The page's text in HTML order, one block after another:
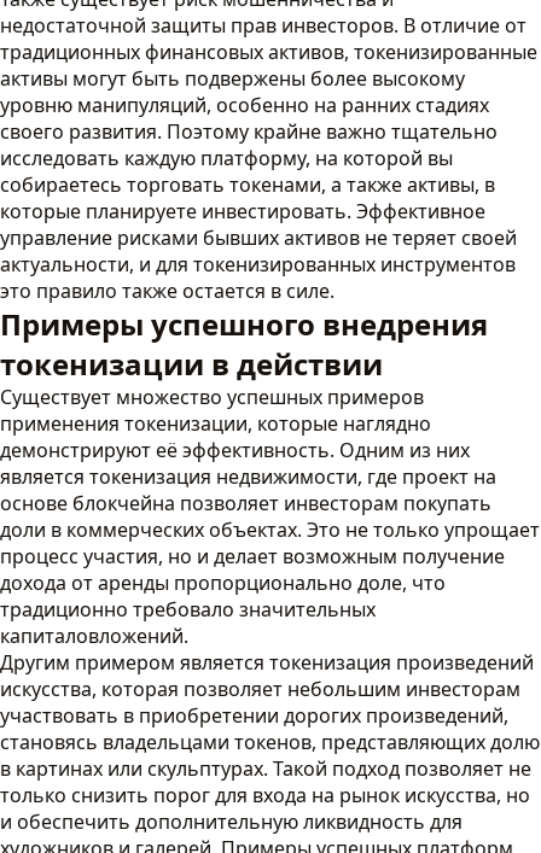
недостаточной защиты прав инвесторов. В отличие от
традиционных финансовых активов, токенизированные
активы могут быть подвержены более высокому
уровню манипуляций, особенно на ранних стадиях
своего развития. Поэтому крайне важно тщательно
исследовать каждую платформу, на которой вы
собираетесь торговать токенами, а также активы, в
которые планируете инвестировать. Эффективное
управление рисками бывших активов не теряет своей
актуальности, и для токенизированных инструментов
это правило также остается в силе.
Примеры успешного внедрения
токенизации в действии
Существует множество успешных примеров
применения токенизации, которые наглядно
демонстрируют её эффективность. Одним из них
является токенизация недвижимости, где проект на
основе блокчейна позволяет инвесторам покупать
доли в коммерческих объектах. Это не только упрощает
процесс участия, но и делает возможным получение
дохода от аренды пропорционально доле, что
традиционно требовало значительных
капиталовложений.
Другим примером является токенизация произведений
искусства, которая позволяет небольшим инвесторам
участвовать в приобретении дорогих произведений,
становясь владельцами токенов, представляющих долю
в картинах или скульптурах. Такой подход позволяет не
только снизить порог для входа на рынок искусства, но
и обеспечить дополнительную ликвидность для